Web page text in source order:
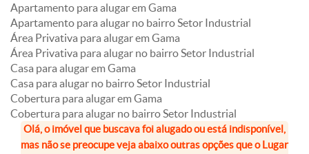
Apartamento para alugar em Gama
Apartamento para alugar no bairro Setor Industrial
Área Privativa para alugar em Gama
Área Privativa para alugar no bairro Setor Industrial
Casa para alugar em Gama
Casa para alugar no bairro Setor Industrial
Cobertura para alugar em Gama
Cobertura para alugar no bairro Setor Industrial
Olá, o imóvel que buscava foi alugado ou está indisponível,
mas não se preocupe veja abaixo outras opções que o Lugar